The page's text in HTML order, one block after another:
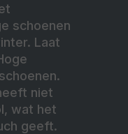
schoenen
Laat
niet
wat het
geeft.